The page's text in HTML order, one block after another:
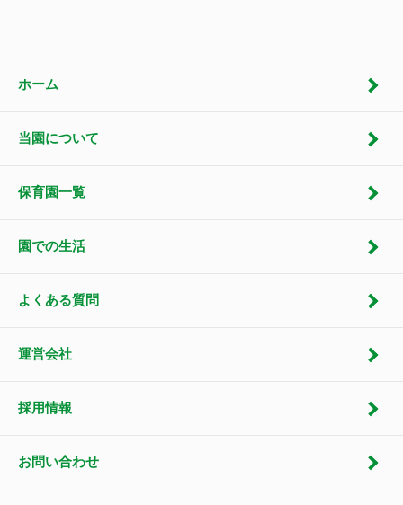
ホーム
当園について
保育園一覧
園での生活
よくある質問
運営会社
採用情報
お問い合わせ